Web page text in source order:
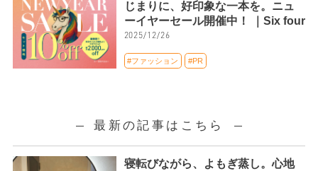
じまりに、好印象な一本を。ニュ
ーイヤーセール開催中！ ｜Six four
2025/12/26
#ファッション #PR
最新の記事はこちら
寝転びながら、よもぎ蒸し。心地